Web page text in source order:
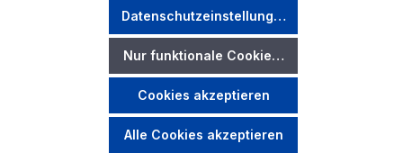
* Alle Preise exkl. gesetzl. Mehrwertsteuer zzgl.
Versandkostenund ggf. Nachnahmegebühren, wenn nicht
anders angegeben.
Datenschutzeinstellungen
Nur funktionale Cookies akzeptieren
Cookies akzeptieren
Alle Cookies akzeptieren